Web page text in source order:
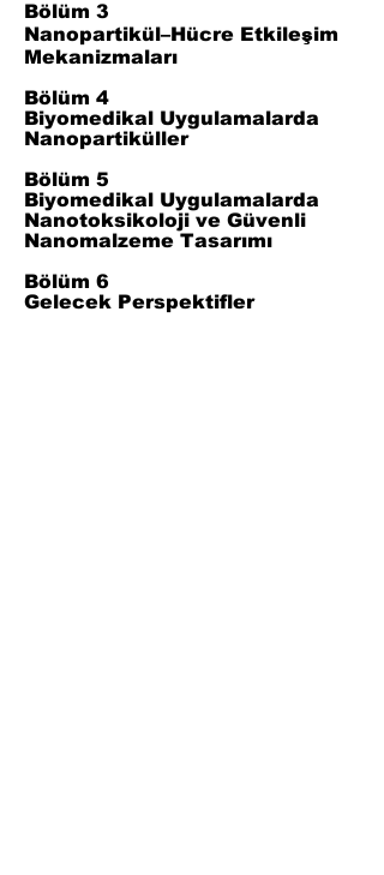
Bölüm 3
Nanopartikül–Hücre Etkileşim
Mekanizmaları
Bölüm 4
Biyomedikal Uygulamalarda
Nanopartiküller
Bölüm 5
Biyomedikal Uygulamalarda
Nanotoksikoloji ve Güvenli
Nanomalzeme Tasarımı
Bölüm 6
Gelecek Perspektifler